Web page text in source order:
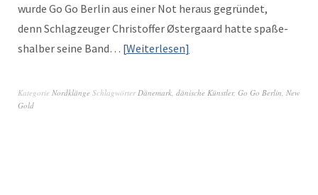
wurde Go Go Berlin aus ein­er Not her­aus gegrün­det,
denn Schlagzeuger Christof­fer Øster­gaard hat­te spaße­
shal­ber seine Band… Weit­er­lesen
Kategorie Nordklänge Schlagwörter Dänemark dänische Künstler, Go Go Berlin New
Gold